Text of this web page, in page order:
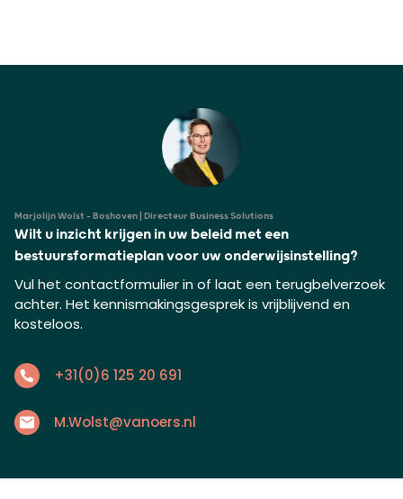
Marjolijn Wolst - Boshoven | Directeur Business Solutions
Wilt u inzicht krijgen in uw beleid met een
bestuursformatieplan voor uw onderwijsinstelling?
Vul het contactformulier in of laat een terugbelverzoek
achter. Het kennismakingsgesprek is vrijblijvend en
kosteloos.
+31(0)6 125 20 691
M.Wolst@vanoers.nl